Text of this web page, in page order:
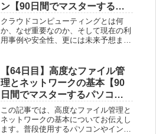
ン【90日間でマスターするパ
ソコン講座-上級編】
クラウドコンピューティングとは何
か、なぜ重要なのか、そして現在の利
用事例や安全性、更には未来予想ま
ピューティングの進化や利用シーンが
分かります。クラウドコンピューティ
ングと...
【64日目】高度なファイル管
理とネットワークの基本【90
日間でマスターするパソコン
講座-上級編】
この記事では、高度なファイル管理と
ネットワークの基本についてお伝えし
ます。普段使用するパソコンやインタ